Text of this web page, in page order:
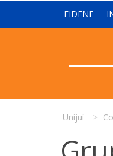
FIDENE
Unijuí